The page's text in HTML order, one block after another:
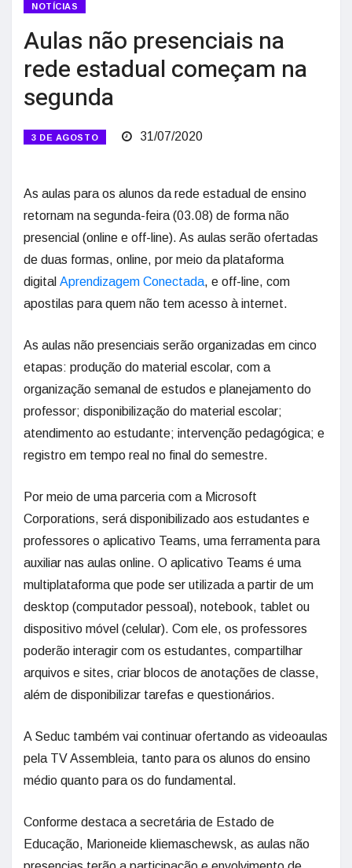
NOTÍCIAS
Aulas não presenciais na
rede estadual começam na
segunda
3 DE AGOSTO 31/07/2020
As aulas para os alunos da rede estadual de ensino
retornam na segunda-feira (03.08) de forma não
presencial (online e off-line). As aulas serão ofertadas
de duas formas, online, por meio da plataforma
digital Aprendizagem Conectada, e off-line, com
apostilas para quem não tem acesso à internet.
As aulas não presenciais serão organizadas em cinco
etapas: produção do material escolar, com a
organização semanal de estudos e planejamento do
professor; disponibilização do material escolar;
atendimento ao estudante; intervenção pedagógica; e
registro em tempo real no final do semestre.
Por meio de uma parceria com a Microsoft
Corporations, será disponibilizado aos estudantes e
professores o aplicativo Teams, uma ferramenta para
auxiliar nas aulas online. O aplicativo Teams é uma
multiplataforma que pode ser utilizada a partir de um
desktop (computador pessoal), notebook, tablet ou
dispositivo móvel (celular). Com ele, os professores
poderão interagir com os estudantes, compartilhar
arquivos e sites, criar blocos de anotações de classe,
além de disponibilizar tarefas e questionários.
A Seduc também vai continuar ofertando as videoaulas
pela TV Assembleia, tanto para os alunos do ensino
médio quanto para os do fundamental.
Conforme destaca a secretária de Estado de
Educação, Marioneide kliemaschewsk, as aulas não